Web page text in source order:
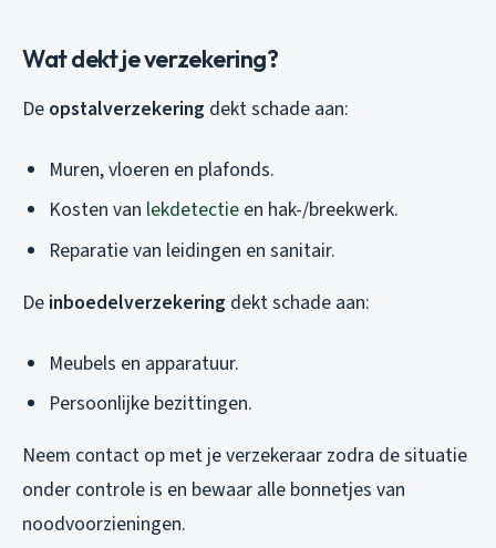
Wat dekt je verzekering?
De opstalverzekering dekt schade aan:
Muren, vloeren en plafonds.
Kosten van lekdetectie en hak-/breekwerk.
Reparatie van leidingen en sanitair.
De inboedelverzekering dekt schade aan:
Meubels en apparatuur.
Persoonlijke bezittingen.
Neem contact op met je verzekeraar zodra de situatie
onder controle is en bewaar alle bonnetjes van
noodvoorzieningen.